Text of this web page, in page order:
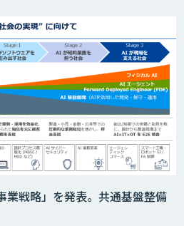
業戦略」を発表。共通基盤整備